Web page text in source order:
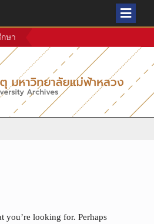
ษา
you’re looking for. Perhaps